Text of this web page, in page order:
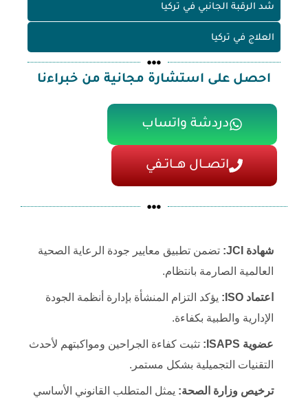
شد الرقبة الجانبي في تركيا
العلاج في تركيا
احصل على استشارة مجانية من خبراءنا
دردشة واتساب
اتصـــال هـــاتــفي
شهادة JCI:
تضمن تطبيق معايير جودة الرعاية الصحية
العالمية الصارمة بانتظام.
اعتماد ISO:
يؤكد التزام المنشأة بإدارة أنظمة الجودة
الإدارية والطبية بكفاءة.
عضوية ISAPS:
تثبت كفاءة الجراحين ومواكبتهم لأحدث
التقنيات التجميلية بشكل مستمر.
ترخيص وزارة الصحة: يمثل المتطلب القانوني الأساسي